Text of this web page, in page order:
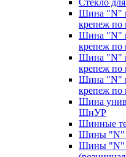
Стекло
Шина "N"
крепеж по
Шина "N"
крепеж по
Шина "N"
крепеж по
Шина "N"
крепеж по
Шина
ШнУР
Шинные
Шины "N"
Шины "N"